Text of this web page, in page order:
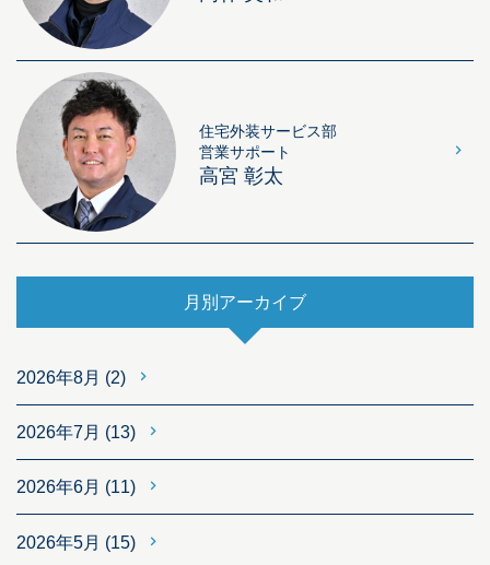
住宅外装サービス部
営業サポート
高宮 彰太
月別アーカイブ
2026年8月 (2)
2026年7月 (13)
2026年6月 (11)
2026年5月 (15)